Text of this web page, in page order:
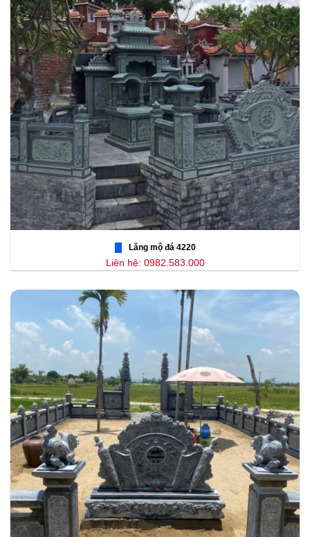
Lăng mộ đá 4220
Liên hệ: 0982.583.000